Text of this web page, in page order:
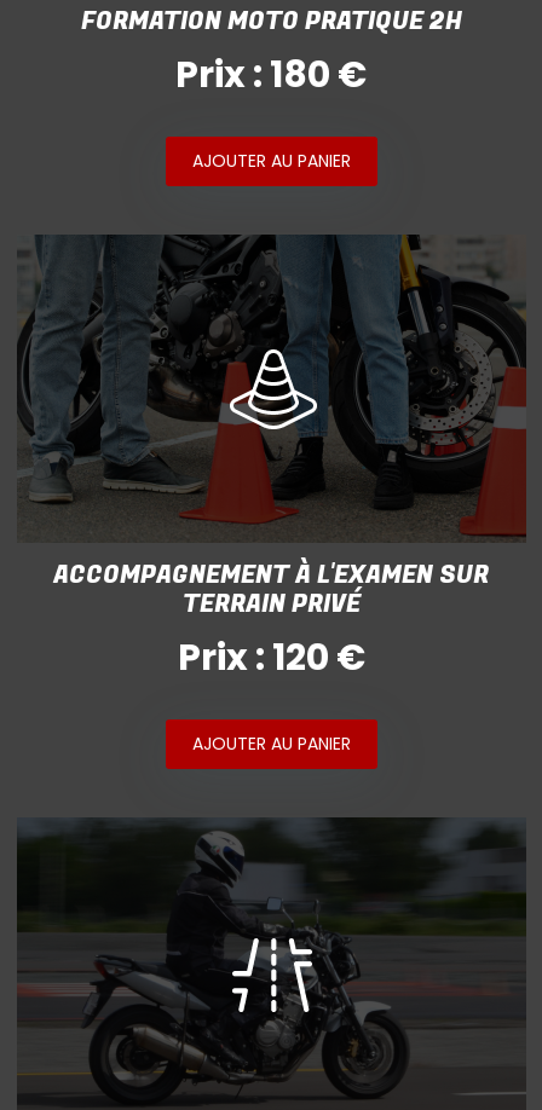
FORMATION MOTO PRATIQUE 2H
Prix : 180 €
AJOUTER AU PANIER
ACCOMPAGNEMENT À L'EXAMEN SUR
TERRAIN PRIVÉ
Prix : 120 €
AJOUTER AU PANIER